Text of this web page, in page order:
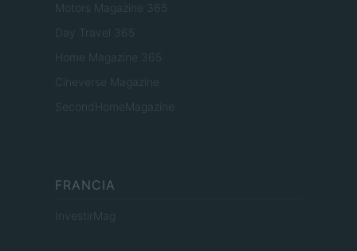
Motors Magazine 365
Day Travel 365
Home Magazine 365
Cineverse Magazine
SecondHomeMagazine
FRANCIA
InvestirMag